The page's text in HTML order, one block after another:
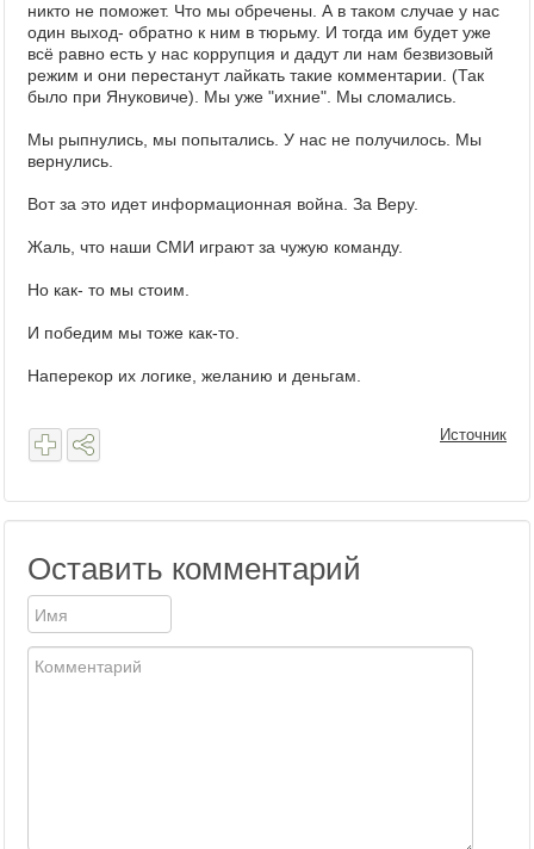
никто не поможет. Что мы обречены. А в таком случае у нас
один выход- обратно к ним в тюрьму. И тогда им будет уже
всё равно есть у нас коррупция и дадут ли нам безвизовый
режим и они перестанут лайкать такие комментарии. (Так
было при Януковиче). Мы уже "ихние". Мы сломались.
Мы рыпнулись, мы попытались. У нас не получилось. Мы
вернулись.
Вот за это идет информационная война. За Веру.
Жаль, что наши СМИ играют за чужую команду.
Но как- то мы стоим.
И победим мы тоже как-то.
Наперекор их логике, желанию и деньгам.
Источник
Оставить комментарий